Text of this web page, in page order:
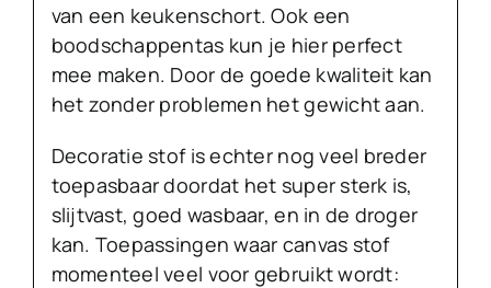
van een keukenschort. Ook een
boodschappentas kun je hier perfect
mee maken. Door de goede kwaliteit kan
het zonder problemen het gewicht aan.
Decoratie stof is echter nog veel breder
toepasbaar doordat het super sterk is,
slijtvast, goed wasbaar, en in de droger
kan. Toepassingen waar canvas stof
momenteel veel voor gebruikt wordt: